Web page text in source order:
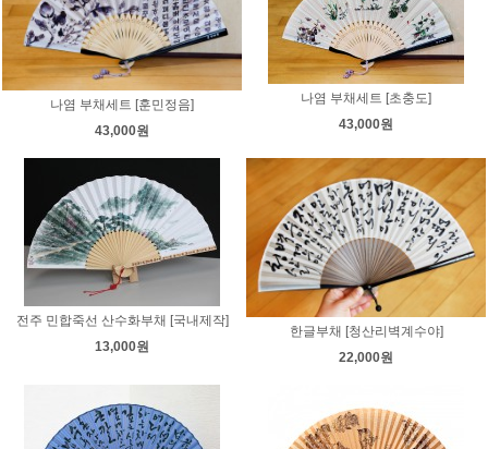
나염 부채세트 [훈민정음]
43,000원
나염 부채세트 [초충도]
43,000원
전주 민합죽선 산수화부채 [국내제작]
13,000원
한글부채 [청산리벽계수야]
22,000원